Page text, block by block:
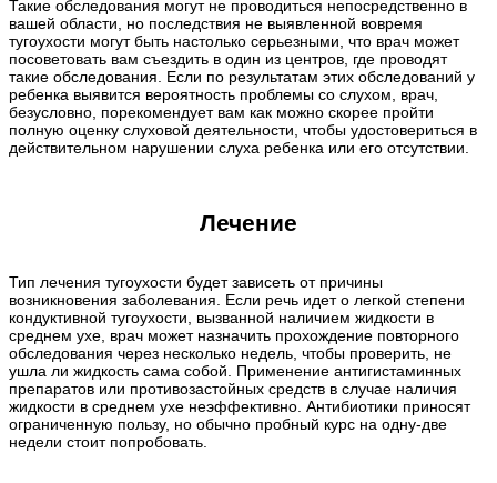
Такие обследования могут не проводиться непосредственно в
вашей области, но последствия не выявленной вовремя
тугоухости могут быть настолько серьезными, что врач может
посоветовать вам съездить в один из центров, где проводят
такие обследования. Если по результатам этих обследований у
ребенка выявится вероятность проблемы со слухом, врач,
безусловно, порекомендует вам как можно скорее пройти
полную оценку слуховой деятельности, чтобы удостовериться в
действительном нарушении слуха ребенка или его отсутствии.
Лечение
Тип лечения тугоухости будет зависеть от причины
возникновения заболевания. Если речь идет о легкой степени
кондуктивной тугоухости, вызванной наличием жидкости в
среднем ухе, врач может назначить прохождение повторного
обследования через несколько недель, чтобы проверить, не
ушла ли жидкость сама собой. Применение антигистаминных
препаратов или противозастойных средств в случае наличия
жидкости в среднем ухе неэффективно. Антибиотики приносят
ограниченную пользу, но обычно пробный курс на одну-две
недели стоит попробовать.